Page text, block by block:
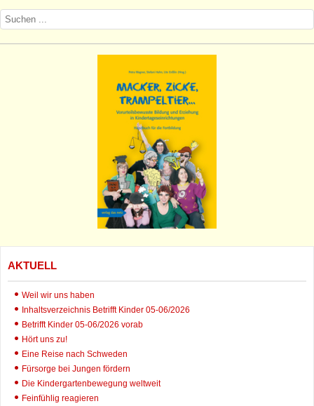
AKTUELL
Weil wir uns haben
Inhaltsverzeichnis Betrifft Kinder 05-06/2026
Betrifft Kinder 05-06/2026 vorab
Hört uns zu!
Eine Reise nach Schweden
Fürsorge bei Jungen fördern
Die Kindergartenbewegung weltweit
Feinfühlig reagieren